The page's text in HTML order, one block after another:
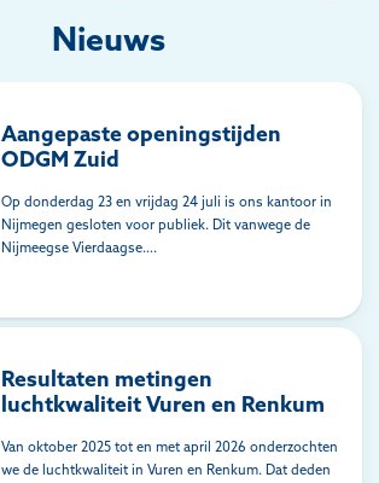
Nieuws
Aangepaste openingstijden
ODGM Zuid
Op donderdag 23 en vrijdag 24 juli is ons kantoor in
Nijmegen gesloten voor publiek. Dit vanwege de
Nijmeegse Vierdaagse….
Resultaten metingen
luchtkwaliteit Vuren en Renkum
Van oktober 2025 tot en met april 2026 onderzochten
we de luchtkwaliteit in Vuren en Renkum. Dat deden